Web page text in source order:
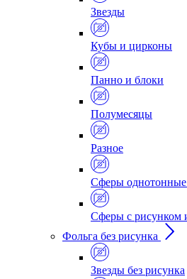
Звезды
Кубы и цирконы
Панно и блоки
Полумесяцы
Разное
Сферы однотонные
Сферы с рисунком
Фольга без рисунка
Звезды без рисунка